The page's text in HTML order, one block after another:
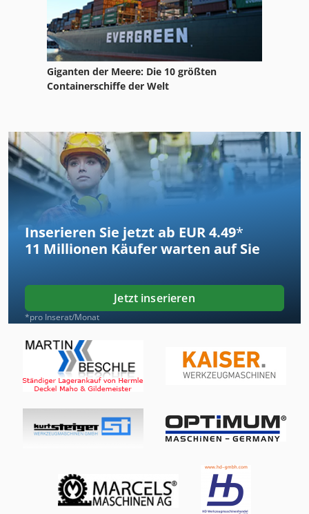
Giganten der Meere: Die 10 größten
Containerschiffe der Welt
Inserieren Sie jetzt ab EUR 4.49*
11 Millionen Käufer warten auf Sie
Jetzt inserieren
*pro Inserat/Monat